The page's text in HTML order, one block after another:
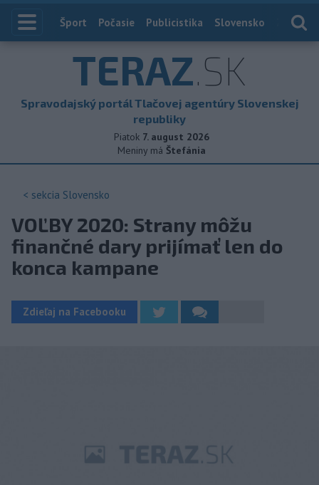
Index
Šport Počasie Publicistika Slovensko
TERAZ.SK
Spravodajský portál Tlačovej agentúry Slovenskej
republiky
Piatok 7. august 2026
Meniny má Štefánia
< sekcia Slovensko
VOĽBY 2020: Strany môžu
finančné dary prijímať len do
konca kampane
Zdieľaj na Facebooku